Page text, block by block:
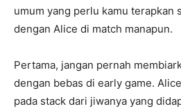
umum yang perlu kamu terapkan
dengan Alice di match manapun.
Pertama, jangan pernah
dengan bebas di early game.
pada stack dari jiwanya yang